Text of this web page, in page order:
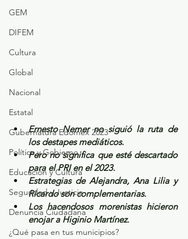
GEM
DIFEM
Cultura
Global
Nacional
Estatal
Gubernatura Edoméx 2023
Política y Gobierno
Educación y Cultura
Seguridad y Justicia
Denuncia Ciudadana
¿Qué pasa en tus municipios?
Ernesto Nemer no siguió la ruta de
los destapes mediáticos.
Pero no significa que esté descartado
para el PRI en el 2023.
Estrategias de Alejandra, Ana Lilia y
Ricardo son complementarias.
Los hacendosos morenistas hicieron
enojar a Higinio Martínez.